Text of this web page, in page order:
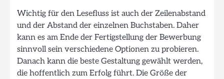
Wichtig für den Lesefluss ist auch der Zeilenabstand
und der Abstand der einzelnen Buchstaben. Daher
kann es am Ende der Fertigstellung der Bewerbung
sinnvoll sein verschiedene Optionen zu probieren.
Danach kann die beste Gestaltung gewählt werden,
die hoffentlich zum Erfolg führt. Die Größe der